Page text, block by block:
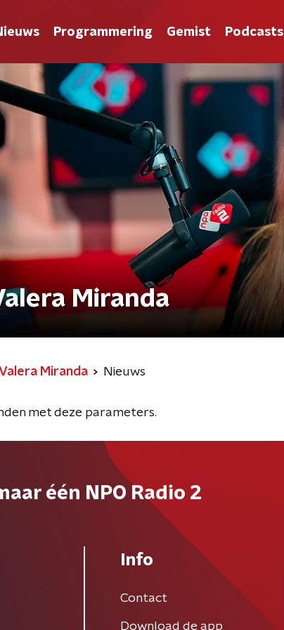
Programmering Gemist Podcasts
Miranda
Miranda Nieuws
met deze parameters.
één NPO Radio 2
Info
Contact
Download de app